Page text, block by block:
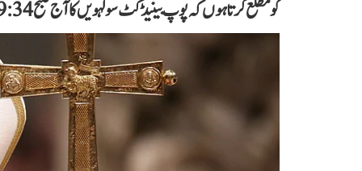
کو مطلع کرتا ہوں کہ پوپ بینیڈکٹ سولہویں کا آج صبح 9:34 پر انتقال ہو گیا۔